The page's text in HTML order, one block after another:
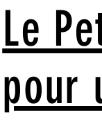
Le
pour